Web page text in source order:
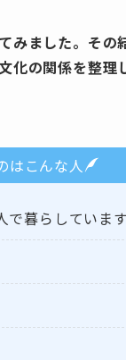
みました。その
化の関係を整理
はこんな人
暮らしています